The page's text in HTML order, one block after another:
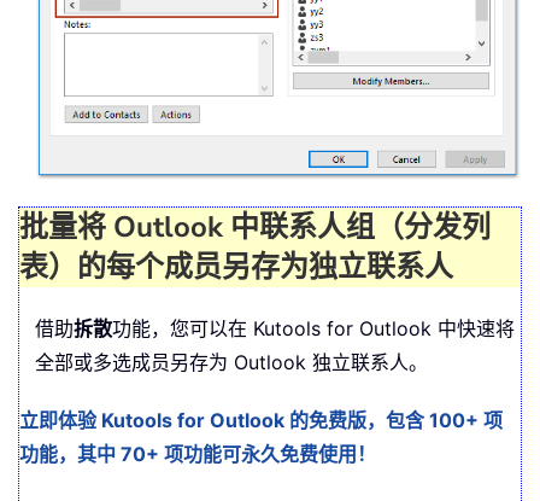
批量将 Outlook 中联系人组（分发列
表）的每个成员另存为独立联系人
借助拆散功能，您可以在 Kutools for Outlook 中快速将
全部或多选成员另存为 Outlook 独立联系人。
立即体验 Kutools for Outlook 的免费版，包含 100+ 项
功能，其中 70+ 项功能可永久免费使用！